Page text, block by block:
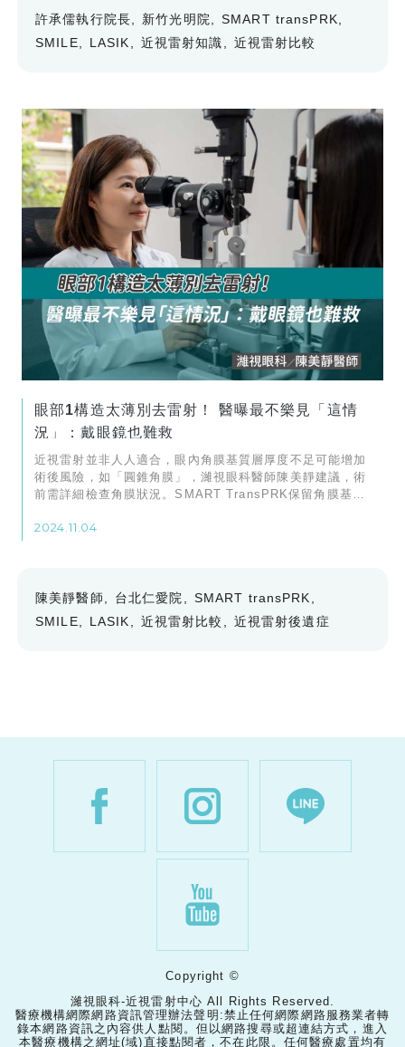
許承儒執行院長 新竹光明院
SMART transPRK
SMILE
LASIK 近視雷射知識 近視雷射比較
眼部1構造太薄別去雷射！ 醫曝最不樂見「這情
況」：戴眼鏡也難救
近視雷射並非人人適合，眼內角膜基質層厚度不足可能增加
術後風險，如「圓錐角膜」，濰視眼科醫師陳美靜建議，術
前需詳細檢查角膜狀況。SMART TransPRK保留角膜基質
2024.11.04
陳美靜醫師 台北仁愛院
SMART transPRK
SMILE
LASIK 近視雷射比較 近視雷射後遺症
Copyright ©
濰視眼科-近視雷射中心 All Rights Reserved.
醫療機構網際網路資訊管理辦法聲明:禁止任何網際網路服務業者轉
錄本網路資訊之內容供人點閱。但以網路搜尋或超連結方式，進入
本醫療機構之網址(域)直接點閱者，不在此限。任何醫療處置均有